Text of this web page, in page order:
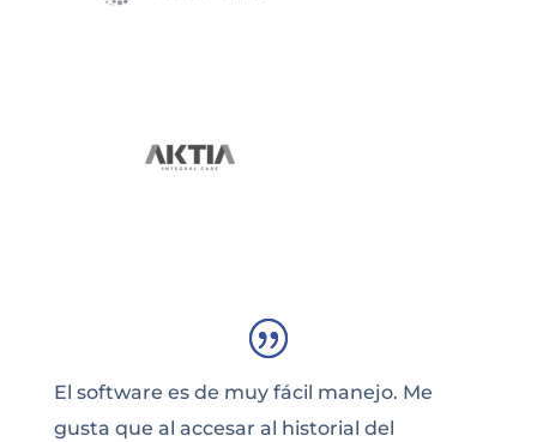
El software es de muy fácil manejo. Me
gusta que al accesar al historial del